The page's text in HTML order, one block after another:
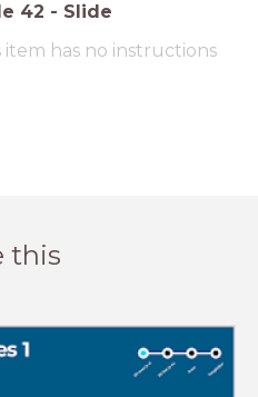
42 - Slide
item has no instructions
this